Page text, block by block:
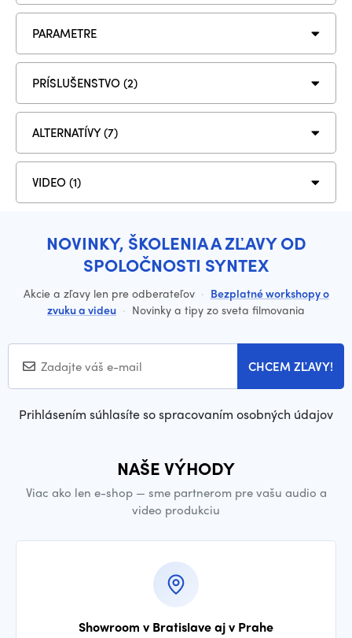
PARAMETRE
PRÍSLUŠENSTVO (2)
ALTERNATÍVY (7)
VIDEO (1)
NOVINKY, ŠKOLENIA A ZĽAVY OD
SPOLOČNOSTI SYNTEX
Akcie a zľavy len pre odberateľov · Bezplatné workshopy o
zvuku a videu · Novinky a tipy zo sveta filmovania
CHCEM ZĽAVY!
Prihlásením súhlasíte so spracovaním osobných údajov
NAŠE VÝHODY
Viac ako len e-shop — sme partnerom pre vašu audio a
video produkciu
Showroom v Bratislave aj v Prahe